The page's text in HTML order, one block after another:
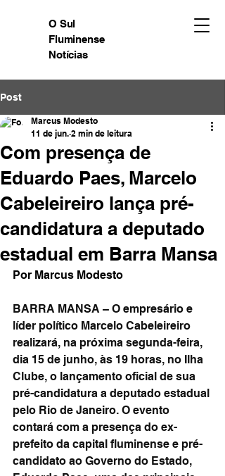
O Sul
Fluminense
Notícias
Post
Com presença de
Eduardo Paes, Marcelo
Cabeleireiro lança pré-
candidatura a deputado
estadual em Barra Mansa
Marcus Modesto
11 de jun. 2 min de leitura
Por Marcus Modesto
BARRA MANSA – O empresário e
líder político Marcelo Cabeleireiro
realizará, na próxima segunda-feira,
dia 15 de junho, às 19 horas, no Ilha
Clube, o lançamento oficial de sua
pré-candidatura a deputado estadual
pelo Rio de Janeiro. O evento
contará com a presença do ex-
prefeito da capital fluminense e pré-
candidato ao Governo do Estado,